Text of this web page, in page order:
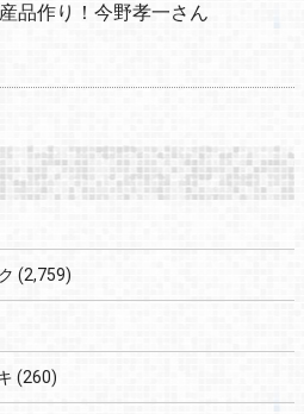
品作り！今野孝一さん
(2,759)
(260)